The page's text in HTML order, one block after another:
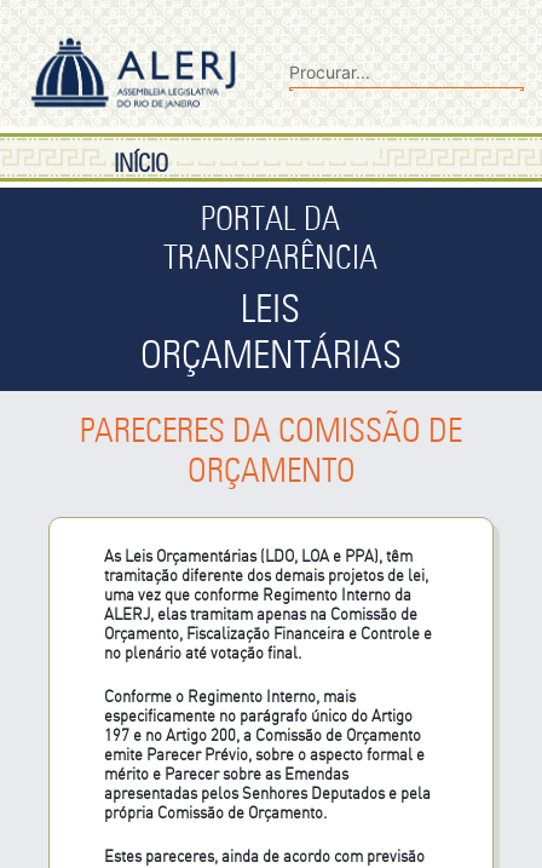
INÍCIO
PORTAL DA
TRANSPARÊNCIA
LEIS
ORÇAMENTÁRIAS
PARECERES DA COMISSÃO DE
ORÇAMENTO
As Leis Orçamentárias (LDO, LOA e PPA), têm
tramitação diferente dos demais projetos de lei,
uma vez que conforme Regimento Interno da
ALERJ, elas tramitam apenas na Comissão de
Orçamento, Fiscalização Financeira e Controle e
no plenário até votação final.
Conforme o Regimento Interno, mais
especificamente no parágrafo único do Artigo
197 e no Artigo 200, a Comissão de Orçamento
emite Parecer Prévio, sobre o aspecto formal e
mérito e Parecer sobre as Emendas
apresentadas pelos Senhores Deputados e pela
própria Comissão de Orçamento.
Estes pareceres, ainda de acordo com previsão